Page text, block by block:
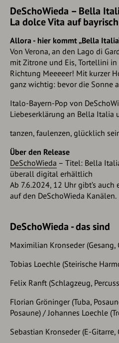
DeSchoWieda – Bella
La dolce Vita auf
Allora - hier kommt „Bella
Von Verona, an den Lago di
mit Zitrone und Eis, Tortellini
Richtung Meeeeer! Mit kurzer
ganz wichtig: bevor die Sonne
Italo-Bayern-Pop von
Liebeserklärung an Bella Italia
tanzen, faulenzen, glücklich
Über den Release
DeSchoWieda – Titel: Bella
überall digital erhältlich
Ab 7.6.2024, 12 Uhr gibt’s
auf den DeSchoWieda Kanälen.
DeSchoWieda - das sind
Maximilian Kronseder
Tobias Loechle (Steirische
Felix Ranft (Schlagzeug,
Florian Gröninger (Tuba,
Posaune) / Johannes Loechle
Sebastian Kronseder (E-Gitarre,